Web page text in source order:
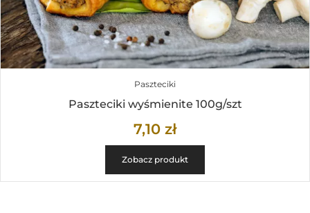
Paszteciki
Paszteciki wyśmienite 100g/szt
7,10 zł
Zobacz produkt